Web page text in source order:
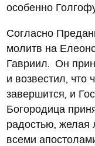
особенно
Согласно
молитв на
Гавриил. Он
и возвестил, что
завершится, и
Богородица
радостью, желая
всеми